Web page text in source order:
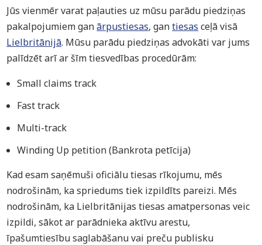
Jūs vienmēr varat paļauties uz mūsu parādu piedziņas
pakalpojumiem ganārpustiesas, gantiesas ceļā visā
Lielbritānijā. Mūsu parādu piedziņas advokāti var jums
palīdzēt arī ar šīm tiesvedības procedūrām:
Small claims track
Fast track
Multi-track
Winding Up petition (Bankrota petīcija)
Kad esam saņēmuši oficiālu tiesas rīkojumu, mēs
nodrošinām, ka spriedums tiek izpildīts pareizi. Mēs
nodrošinām, ka Lielbritānijas tiesas amatpersonas veic
izpildi, sākot ar parādnieka aktīvu arestu,
īpašumtiesību saglabāšanu vai preču publisku